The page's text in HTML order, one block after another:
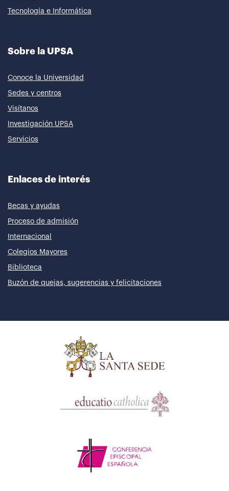
Tecnología e Informática
Sobre la UPSA
Conoce la Universidad
Sedes y centros
Visítanos
Investigación UPSA
Servicios
Enlaces de interés
Becas y ayudas
Proceso de admisión
Internacional
Colegios Mayores
Biblioteca
Buzón de quejas, sugerencias y felicitaciones